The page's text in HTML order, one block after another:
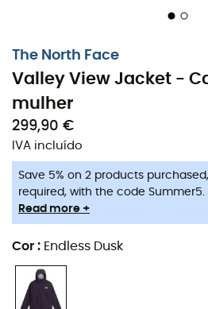
The North Face
Valley View Jacket -
mulher
299,90 €
IVA incluído
Save 5% on 2 products
required, with the code Summer5.
Read more +
Cor : Endless Dusk
estar.
Ideal para aventureiros que não
saídas ventosas. Ele o
permitindo que você descubra
serenidade e aproveite cada
Capuz fixo ajustável
Bolsos verticais com zíper
Bolsos para as mãos com